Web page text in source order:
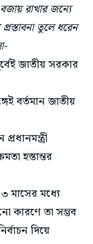
রাখার জন্যে
তুলে ধরেন
জাতীয় সরকার
বর্তমান জাতীয়
হস্তান্তর
মাসের মধ্যে
কারণে তা সম্ভব
দিয়ে